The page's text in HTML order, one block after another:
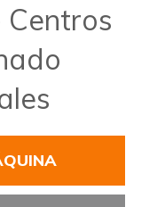
Centros